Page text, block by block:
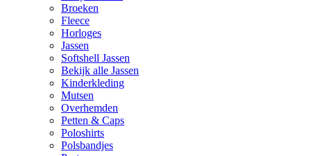
Broeken
Fleece
Horloges
Jassen
Softshell Jassen
Bekijk alle Jassen
Kinderkleding
Mutsen
Overhemden
Petten & Caps
Poloshirts
Polsbandjes